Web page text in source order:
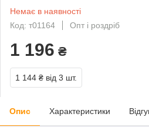
Немає в наявності
Код: т01164
Опт і роздріб
1 196 ₴
1 144 ₴ від 3 шт.
Опис Характеристики